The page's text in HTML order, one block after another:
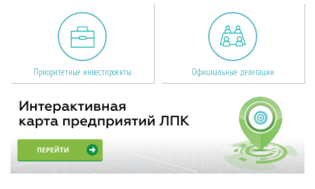
Приоритетные инвестпроекты Официальные делегации